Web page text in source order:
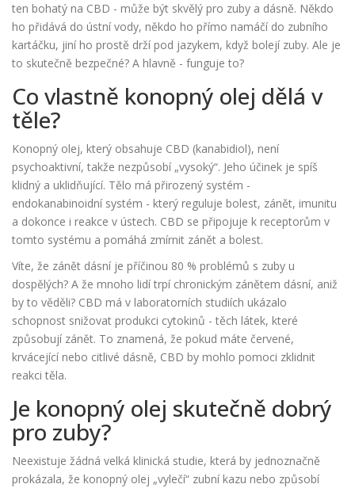
ten bohatý na CBD - může být skvělý pro zuby a dásně. Někdo
ho přidává do ústní vody, někdo ho přímo namáčí do zubního
kartáčku, jiní ho prostě drží pod jazykem, když bolejí zuby. Ale je
to skutečně bezpečné? A hlavně - funguje to?
Co vlastně konopný olej dělá v
těle?
Konopný olej, který obsahuje CBD (kanabidiol), není
psychoaktivní, takže nezpůsobí „vysoký“. Jeho účinek je spíš
klidný a uklidňující. Tělo má přirozený systém -
endokanabinoidní systém - který reguluje bolest, zánět, imunitu
a dokonce i reakce v ústech. CBD se připojuje k receptorům v
tomto systému a pomáhá zmírnit zánět a bolest.
Víte, že zánět dásní je příčinou 80 % problémů s zuby u
dospělých? A že mnoho lidí trpí chronickým zánětem dásní, aniž
by to věděli? CBD má v laboratorních studiích ukázalo
schopnost snižovat produkci cytokinů - těch látek, které
způsobují zánět. To znamená, že pokud máte červené,
krvácející nebo citlivé dásně, CBD by mohlo pomoci zklidnit
reakci těla.
Je konopný olej skutečně dobrý
pro zuby?
Neexistuje žádná velká klinická studie, která by jednoznačně
prokázala, že konopný olej „vylečí“ zubní kazu nebo způsobí